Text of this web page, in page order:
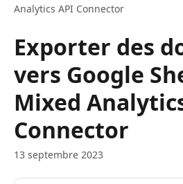
Analytics API Connector
Exporter des
vers Google
Mixed
Connector
13 septembre 2023